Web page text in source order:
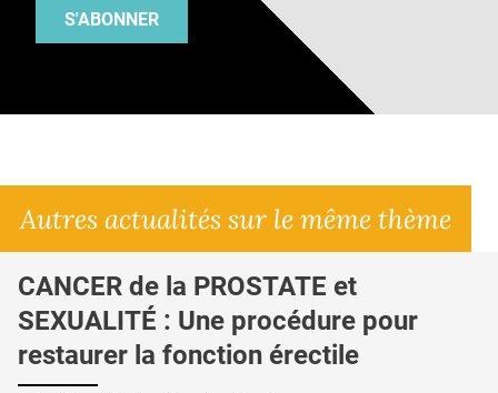
S'ABONNER
Autres actualités sur le même thème
CANCER de la PROSTATE et
SEXUALITÉ : Une procédure pour
restaurer la fonction érectile